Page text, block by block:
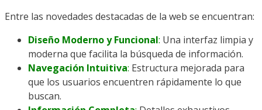
Entre las novedades destacadas de la web se encuentran:
Diseño Moderno y Funcional: Una interfaz limpia y
moderna que facilita la búsqueda de información.
Navegación Intuitiva: Estructura mejorada para
que los usuarios encuentren rápidamente lo que
buscan.